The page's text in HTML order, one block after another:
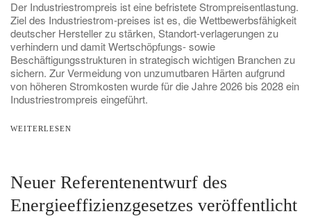
Der Industriestrompreis ist eine befristete Strompreisentlastung.
Ziel des Industriestrom-preises ist es, die Wettbewerbsfähigkeit
deutscher Hersteller zu stärken, Standort-verlagerungen zu
verhindern und damit Wertschöpfungs- sowie
Beschäftigungsstrukturen in strategisch wichtigen Branchen zu
sichern. Zur Vermeidung von unzumutbaren Härten aufgrund
von höheren Stromkosten wurde für die Jahre 2026 bis 2028 ein
Industriestrompreis eingeführt.
WEITERLESEN
Neuer Referentenentwurf des
Energieeffizienzgesetzes veröffentlicht